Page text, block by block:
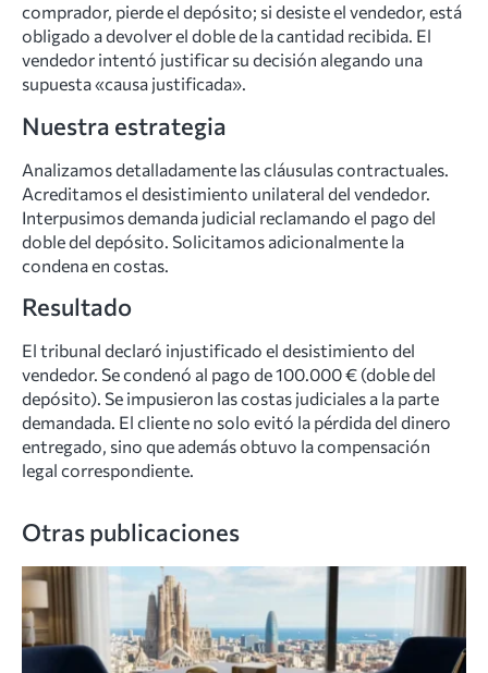
comprador, pierde el depósito; si desiste el vendedor, está
obligado a devolver el doble de la cantidad recibida. El
vendedor intentó justificar su decisión alegando una
supuesta «causa justificada».
Nuestra estrategia
Analizamos detalladamente las cláusulas contractuales.
Acreditamos el desistimiento unilateral del vendedor.
Interpusimos demanda judicial reclamando el pago del
doble del depósito. Solicitamos adicionalmente la
condena en costas.
Resultado
El tribunal declaró injustificado el desistimiento del
vendedor. Se condenó al pago de 100.000 € (doble del
depósito). Se impusieron las costas judiciales a la parte
demandada. El cliente no solo evitó la pérdida del dinero
entregado, sino que además obtuvo la compensación
legal correspondiente.
Otras publicaciones